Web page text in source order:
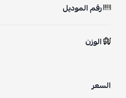
رقم الموديل
الوزن
السعر